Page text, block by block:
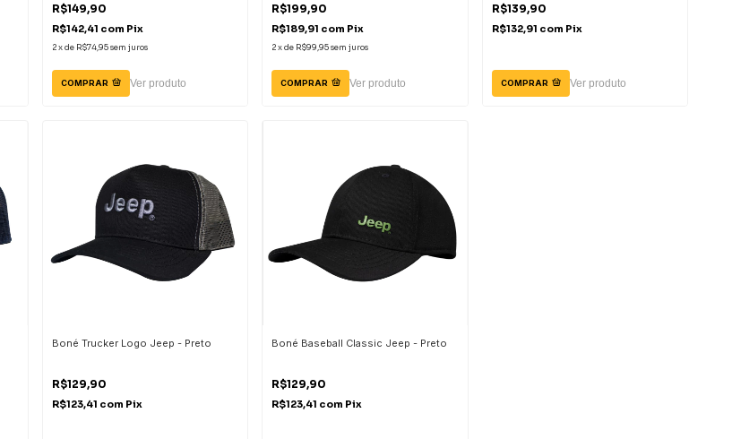
R$149,90
R$142,41 com Pix
2xde R$74,95sem juros
COMPRAR Ver produto
R$199,90
R$189,91 com Pix
2 xde R$99,95 sem juros
COMPRAR Ver produto
R$139,90
R$132,91 com Pix
COMPRAR Ver produto
Boné Trucker Logo Jeep - Preto
R$129,90
R$123,41 com Pix
Boné Baseball Classic Jeep - Preto
R$129,90
R$123,41 com Pix